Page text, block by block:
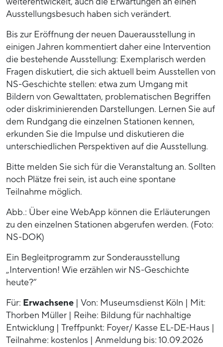
Ausstellungsbesuch haben sich verändert.
Bis zur Eröffnung der neuen Dauerausstellung in
einigen Jahren kommentiert daher eine Intervention
die bestehende Ausstellung: Exemplarisch werden
Fragen diskutiert, die sich aktuell beim Ausstellen von
NS-Geschichte stellen: etwa zum Umgang mit
Bildern von Gewalttaten, problematischen Begriffen
oder diskriminierenden Darstellungen. Lernen Sie auf
dem Rundgang die einzelnen Stationen kennen,
erkunden Sie die Impulse und diskutieren die
unterschiedlichen Perspektiven auf die Ausstellung.
Bitte melden Sie sich für die Veranstaltung an. Sollten
noch Plätze frei sein, ist auch eine spontane
Teilnahme möglich.
Abb.: Über eine WebApp können die Erläuterungen
zu den einzelnen Stationen abgerufen werden. (Foto:
NS-DOK)
Ein Begleitprogramm zur Sonderausstellung
„Intervention! Wie erzählen wir NS-Geschichte
heute?“
Für: Erwachsene | Von: Museumsdienst Köln | Mit:
Thorben Müller | Reihe: Bildung für nachhaltige
Entwicklung | Treffpunkt: Foyer/ Kasse EL-DE-Haus |
Teilnahme: kostenlos | Anmeldung bis: 10.09.2026